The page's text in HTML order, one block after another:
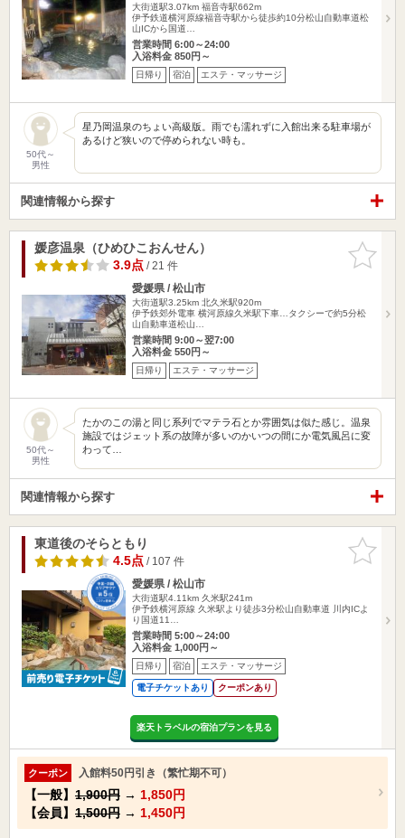
大街道駅3.07km 福音寺駅662m
伊予鉄道横河原線福音寺駅から徒歩約10分松山自動車道松
山ICから国道…
営業時間 6:00～24:00
入浴料金 850円～
日帰り 宿泊 エステ・マッサージ
50代～
男性
星乃岡温泉のちょい高級版。雨でも濡れずに入館出来る駐車場が
あるけど狭いので停められない時も。
関連情報から探す
お気に入
りに追加
媛彦温泉（ひめひこおんせん）
3.9点/ 21 件
愛媛県 / 松山市
大街道駅3.25km 北久米駅920m
伊予鉄郊外電車 横河原線久米駅下車…タクシーで約5分松
山自動車道松山…
営業時間 9:00～翌7:00
入浴料金 550円～
日帰り エステ・マッサージ
50代～
男性
たかのこの湯と同じ系列でマテラ石とか雰囲気は似た感じ。温泉
施設ではジェット系の故障が多いのかいつの間にか電気風呂に変
わって…
関連情報から探す
お気に入
りに追加
東道後のそらともり
4.5点/ 107 件
愛媛県 / 松山市
大街道駅4.11km 久米駅241m
伊予鉄横河原線 久米駅より徒歩3分松山自動車道 川内ICよ
り国道11…
営業時間 5:00～24:00
入浴料金 1,000円～
日帰り 宿泊 エステ・マッサージ
電子チケットあり クーポンあり
楽天トラベルの宿泊プランを見る
クーポン 入館料50円引き（繁忙期不可）
【一般】 1,900円 → 1,850円
【会員】 1,500円 → 1,450円